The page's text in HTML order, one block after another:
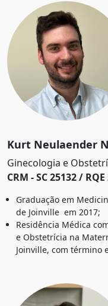
Kurt Neulaender
Ginecologia e
CRM - SC 25132 /
Graduação em
de Joinville em 2017;
Residência Médica
e Obstetrícia na
Joinville, com término